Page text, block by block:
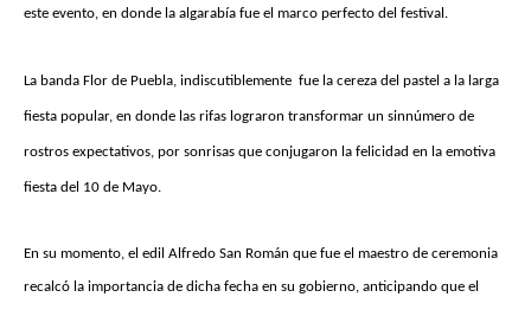
este evento, en donde la algarabía fue el marco perfecto del festival.
La banda Flor de Puebla, indiscutiblemente fue la cereza del pastel a la larga
fiesta popular, en donde las rifas lograron transformar un sinnúmero de
rostros expectativos, por sonrisas que conjugaron la felicidad en la emotiva
fiesta del 10 de Mayo.
En su momento, el edil Alfredo San Román que fue el maestro de ceremonia
recalcó la importancia de dicha fecha en su gobierno, anticipando que el